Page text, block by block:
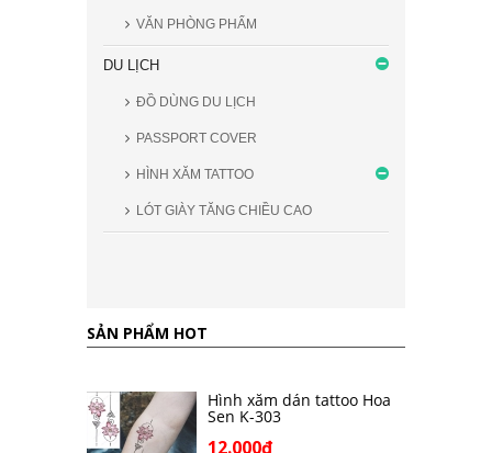
VĂN PHÒNG PHẨM
DU LỊCH
ĐỒ DÙNG DU LỊCH
PASSPORT COVER
HÌNH XĂM TATTOO
LÓT GIÀY TĂNG CHIỀU CAO
SẢN PHẨM HOT
Hình xăm dán tattoo Hoa
Sen K-303
12.000₫